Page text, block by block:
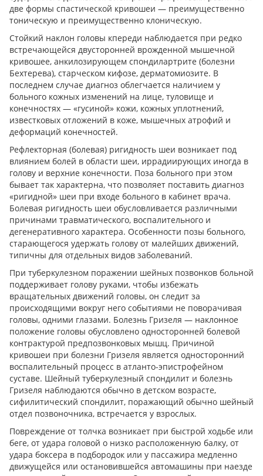
две формы спастической кривошеи — преимущественно
тоническую и преимущественно клоническую.
Стойкий наклон головы кпереди наблюдается при редко
встречающейся двусторонней врожденной мышечной
кривошее, анкилозирующем спондилартрите (болезни
Бехтерева), старческом кифозе, дерматомиозите. В
последнем случае диагноз облегчается наличием у
больного кожных изменений на лице, туловище и
конечностях — «гусиной» кожи, кожных уплотнений,
известковых отложений в коже, мышечных атрофий и
деформаций конечностей.
Рефлекторная (болевая) ригидность шеи возникает под
влиянием болей в области шеи, иррадиирующих иногда в
голову и верхние конечности. Поза больного при этом
бывает так характерна, что позволяет поставить диагноз
«ригидной» шеи при входе больного в кабинет врача.
Болевая ригидность шеи обусловливается различными
причинами травматического, воспалительного и
дегенеративного характера. Особенности позы больного,
старающегося удержать голову от малейших движений,
типичны для отдельных видов заболеваний.
При туберкулезном поражении шейных позвонков больной
поддерживает голову руками, чтобы избежать
вращательных движений головы, он следит за
происходящими вокруг него событиями не поворачивая
головы, одними глазами. Болезнь Гризеля — наклонное
положение головы обусловлено односторонней болевой
контрактурой предпозвонковых мышц. Причиной
кривошеи при болезни Гризеля является односторонний
воспалительный процесс в атланто-эпистрофейном
суставе. Шейный туберкулезный спондилит и болезнь
Гризеля наблюдаются обычно в детском возрасте,
сифилитический спондилит, поражающий обычно шейный
отдел позвоночника, встречается у взрослых.
Повреждение от толчка возникает при быстрой ходьбе или
беге, от удара головой о низко расположенную балку, от
удара боксера в подбородок или у пассажира медленно
движущейся или остановившейся автомашины при наезде